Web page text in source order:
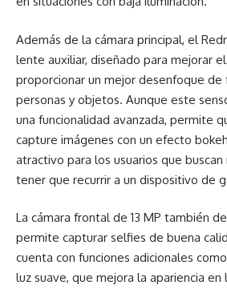
Además de la cámara principal, el
lente auxiliar, diseñado para mejorar
proporcionar un mejor desenfoque
personas y objetos. Aunque este
una funcionalidad avanzada, permite
capture imágenes con un efecto
atractivo para los usuarios que
tener que recurrir a un dispositivo de
La cámara frontal de 13 MP también
permite capturar selfies de buena
cuenta con funciones adicionales
luz suave, que mejora la apariencia en